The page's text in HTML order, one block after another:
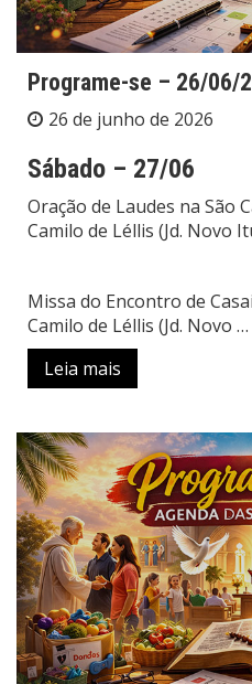
Programe-se – 26/06/
26 de junho de 2026
Sábado – 27/06
Oração de Laudes na São
Camilo de Léllis (Jd. Novo
Missa do Encontro de
Camilo de Léllis (Jd. Novo …
Leia mais